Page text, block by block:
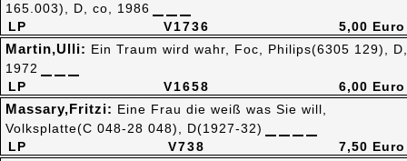
V1736
LP
165.003), D, co, 1986
5,00 Euro
V1658
LP
Martin,Ulli: Ein Traum wird wahr, Foc, Philips(6305 129), D,
1972
6,00 Euro
V738
LP
Massary,Fritzi: Eine Frau die weiß was Sie will,
Volksplatte(C 048-28 048), D(1927-32)
7,50 Euro